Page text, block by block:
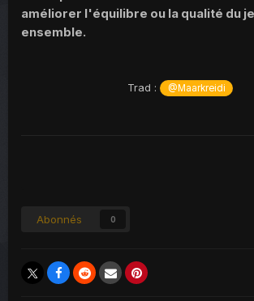
améliorer l'équilibre ou la qualité du
ensemble.
Trad : @Maarkreidi
Abonnés 0